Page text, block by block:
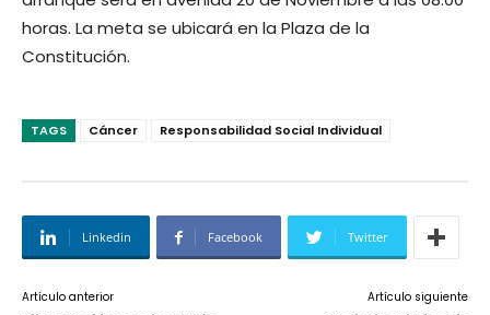
horas. La meta se ubicará en la Plaza de la
Constitución.
TAGS Cáncer Responsabilidad Social Individual
Linkedin Facebook Twitter
Artículo anterior Artículo siguiente